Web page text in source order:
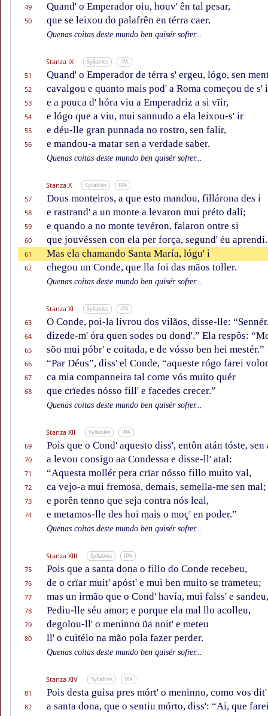
49 Quand' o Emperador oiu, houv' ên tal pesar,
50 que se leixou do palafrên en térra caer.
Quenas coitas deste mundo ben quisér sofrer...
Stanza IX Syllables IPA
51 Quand' o Emperador de térra s' ergeu, lógo, sen
52 cavalgou e quanto mais pod' a Roma começou de s'
53 e a pouca d' hóra viu a Emperadriz a si vĩir,
54 e lógo que a viu, mui sannudo a ela leixou-s' ir
55 e déu-lle gran punnada no rostro, sen falir,
56 e mandou-a matar sen a verdade saber.
Quenas coitas deste mundo ben quisér sofrer...
Stanza X Syllables IPA
57 Dous monteiros, a que esto mandou, fillárona des i
58 e rastrand' a un monte a levaron mui préto dalí;
59 e quando a no monte tevéron, falaron ontre si
60 que jouvéssen con ela per força, segund' éu aprendí.
61 Mas ela chamando Santa María, lógu' i
62 chegou un Conde, que lla foi das mãos toller.
Quenas coitas deste mundo ben quisér sofrer...
Stanza XI Syllables IPA
63 O Conde, poi-la livrou dos vilãos, disse-lle:
64 dizede-m' óra quen sodes ou dond'.” Ela respôs:
65 sõo mui póbr' e coitada, e de vósso ben hei mestér.”
66 “Par Déus”, diss' el Conde, “aqueste rógo farei
67 ca mia companneira tal come vós muito quér
68 que crïedes nósso fill' e facedes crecer.”
Quenas coitas deste mundo ben quisér sofrer...
Stanza XII Syllables IPA
69 Pois que o Cond' aquesto diss', entôn atán tóste, sen
70 a levou consigo aa Condessa e disse-ll' atal:
71 “Aquesta mollér pera crïar nósso fillo muito val,
72 ca vejo-a mui fremosa, demais, semella-me sen mal;
73 e porên tenno que seja contra nós leal,
74 e metamos-lle des hoi mais o moç' en poder.”
Quenas coitas deste mundo ben quisér sofrer...
Stanza XIII Syllables IPA
75 Pois que a santa dona o fillo do Conde recebeu,
76 de o crïar muit' apóst' e mui ben muito se trameteu;
77 mas un irmão que o Cond' havía, mui falss' e sandeu,
78 Pediu-lle séu amor; e porque ela mal llo acolleu,
79 degolou-ll' o meninno ũa noit' e meteu
80 ll' o cuitélo na mão pola fazer perder.
Quenas coitas deste mundo ben quisér sofrer...
Stanza XIV Syllables IPA
81 Pois desta guisa pres mórt' o meninno, como vos
82
a santa dona, que o sentiu mórto, diss': “Ai, que